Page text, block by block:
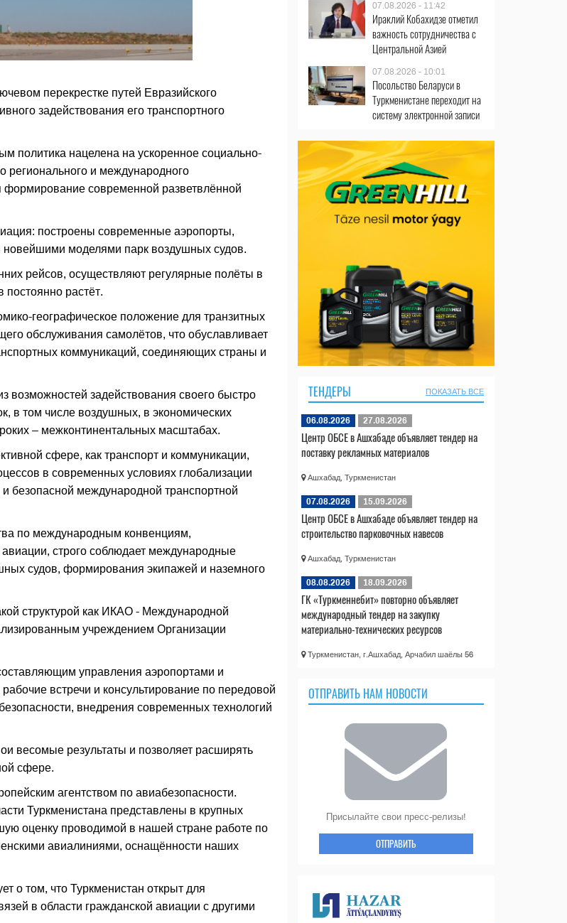
перекрестке путей Евразийского
задействования его транспортного
политика нацелена на ускоренное социально-
регионального и международного
формирование современной разветвлённой
построены современные аэропорты,
моделями парк воздушных судов.
рейсов, осуществляют регулярные полёты в
растёт.
географическое положение для транзитных
обслуживания самолётов, что обуславливает
коммуникаций, соединяющих страны и
возможностей задействования своего быстро
в том числе воздушных, в экономических
– межконтинентальных масштабах.
сфере, как транспорт и коммуникации,
в современных условиях глобализации
безопасной международной транспортной
по международным конвенциям,
строго соблюдает международные
судов, формирования экипажей и наземного
структурой как ИКАО - Международной
учреждением Организации
управления аэропортами и
встречи и консультирование по передовой
внедрения современных технологий
весомые результаты и позволяет расширять
сфере.
агентством по авиабезопасности.
Туркменистана представлены в крупных
оценку проводимой в нашей стране работе по
авиалиниями, оснащённости наших
о том, что Туркменистан открыт для
в области гражданской авиации с другими
07.08.2026 - 11:42
Ираклий Кобахидзе отметил
важность сотрудничества с
Центральной Азией
07.08.2026 - 10:01
Посольство Беларуси в
Туркменистане переходит на
систему электронной записи
ТЕНДЕРЫ ПОКАЗАТЬ ВСЕ
06.08.2026 27.08.2026
Центр ОБСЕ в Ашхабаде объявляет тендер на
поставку рекламных материалов
Ашхабад, Туркменистан
07.08.2026 15.09.2026
Центр ОБСЕ в Ашхабаде объявляет тендер на
строительство парковочных навесов
Ашхабад, Туркменистан
08.08.2026 18.09.2026
ГК «Туркменнебит» повторно объявляет
международный тендер на закупку
материально-технических ресурсов
Туркменистан, г.Ашхабад, Арчабил шаёлы 56
ОТПРАВИТЬ НАМ НОВОСТИ
Присылайте свои пресс-релизы!
ОТПРАВИТЬ